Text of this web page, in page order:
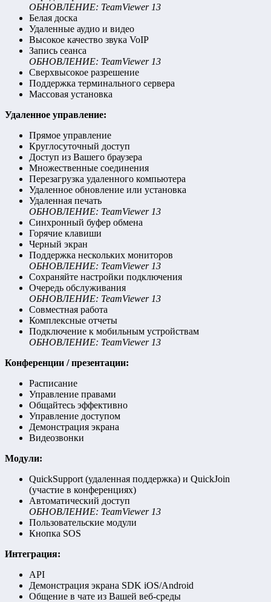
ОБНОВЛЕНИЕ: TeamViewer 13
Белая доска
Удаленные аудио и видео
Высокое качество звука VoIP
Запись сеанса
ОБНОВЛЕНИЕ: TeamViewer 13
Сверхвысокое разрешение
Поддержка терминального сервера
Массовая установка
Удаленное управление:
Прямое управление
Круглосуточный доступ
Доступ из Вашего браузера
Множественные соединения
Перезагрузка удаленного компьютера
Удаленное обновление или установка
Удаленная печать
ОБНОВЛЕНИЕ: TeamViewer 13
Синхронный буфер обмена
Горячие клавиши
Черный экран
Поддержка нескольких мониторов
ОБНОВЛЕНИЕ: TeamViewer 13
Сохраняйте настройки подключения
Очередь обслуживания
ОБНОВЛЕНИЕ: TeamViewer 13
Совместная работа
Комплексные отчеты
Подключение к мобильным устройствам
ОБНОВЛЕНИЕ: TeamViewer 13
Конференции / презентации:
Расписание
Управление правами
Общайтесь эффективно
Управление доступом
Демонстрация экрана
Видеозвонки
Модули:
QuickSupport (удаленная поддержка) и QuickJoin
(участие в конференциях)
Автоматический доступ
ОБНОВЛЕНИЕ: TeamViewer 13
Пользовательские модули
Кнопка SOS
Интеграция:
API
Демонстрация экрана SDK iOS/Android
Общение в чате из Вашей веб-среды